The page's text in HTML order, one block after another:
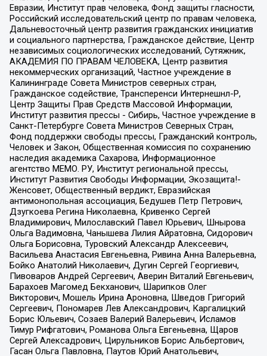
Евразии, Институт прав человека, Фонд защиты гласности,
Российский исследовательский центр по правам человека,
Дальневосточный центр развития гражданских инициатив
и социального партнерства, Гражданское действие, Центр
независимых социологических исследований, Сутяжник,
АКАДЕМИЯ ПО ПРАВАМ ЧЕЛОВЕКА, Центр развития
некоммерческих организаций, Частное учреждение в
Калининграде Совета Министров северных стран,
Гражданское содействие, Трансперенси Интернешнл-Р,
Центр Защиты Прав Средств Массовой Информации,
Институт развития прессы - Сибирь, Частное учреждение в
Санкт-Петербурге Совета Министров Северных Стран,
Фонд поддержки свободы прессы, Гражданский контроль,
Человек и Закон, Общественная комиссия по сохранению
наследия академика Сахарова, Информационное
агентство МЕМО. РУ, Институт региональной прессы,
Институт Развития Свободы Информации, Экозащита!-
Женсовет, Общественный вердикт, Евразийская
антимонопольная ассоциация, Бедушев Петр Петрович,
Дзугкоева Регина Николаевна, Кривенко Сергей
Владимирович, Милославский Павел Юрьевич, Шнырова
Ольга Вадимовна, Чанышева Лилия Айратовна, Сидорович
Ольга Борисовна, Туровский Александр Алексеевич,
Васильева Анастасия Евгеньевна, Ривина Анна Валерьевна,
Бойко Анатолий Николаевич, Дугин Сергей Георгиевич,
Пивоваров Андрей Сергеевич, Аверин Виталий Евгеньевич,
Барахоев Магомед Бекханович, Шарипков Олег
Викторович, Мошель Ирина Ароновна, Шведов Григорий
Сергеевич, Пономарев Лев Александрович, Каргалицкий
Борис Юльевич, Созаев Валерий Валерьевич, Исламов
Тимур Рифгатович, Романова Ольга Евгеньевна, Щаров
Сергей Алексадрович, Цирульников Борис Альбертович,
Гасан Ольга Павловна, Паутов Юрий Анатольевич,